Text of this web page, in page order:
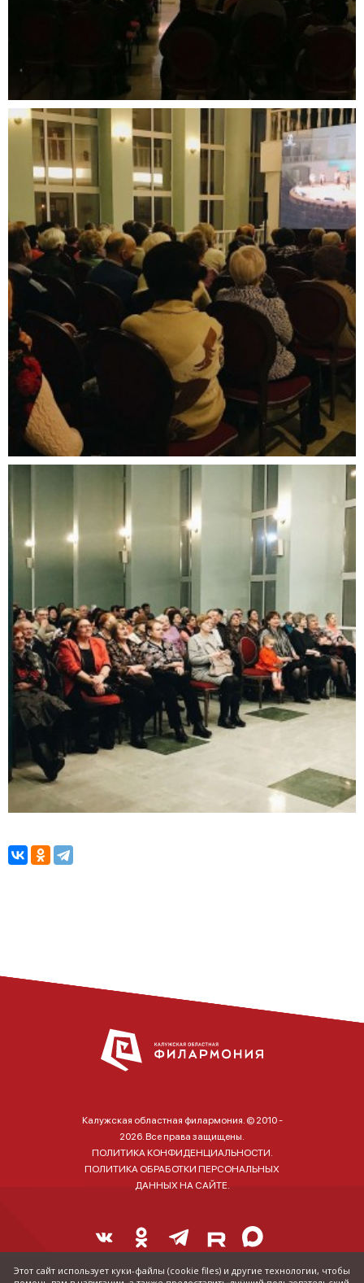
Калужская областная филармония. © 2010 -
2026. Все права защищены.
ПОЛИТИКА КОНФИДЕНЦИАЛЬНОСТИ.
ПОЛИТИКА ОБРАБОТКИ ПЕРСОНАЛЬНЫХ
ДАННЫХ НА САЙТЕ.
Этот сайт использует куки-файлы (cookie files) и другие технологии, чтобы